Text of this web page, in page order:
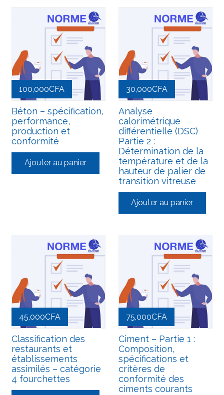
100,000CFA
Béton – spécification,
performance,
production et
conformité
Ajouter au panier
30,000CFA
Analyse
calorimétrique
différentielle (DSC)
Partie 2 :
Détermination de la
température et de la
hauteur de palier de
transition vitreuse
Ajouter au panier
45,000CFA
Classification des
restaurants et
établissements
assimilés – catégorie
4 fourchettes
75,000CFA
Ciment – Partie 1 :
Composition,
spécifications et
critères de
conformité des
ciments courants